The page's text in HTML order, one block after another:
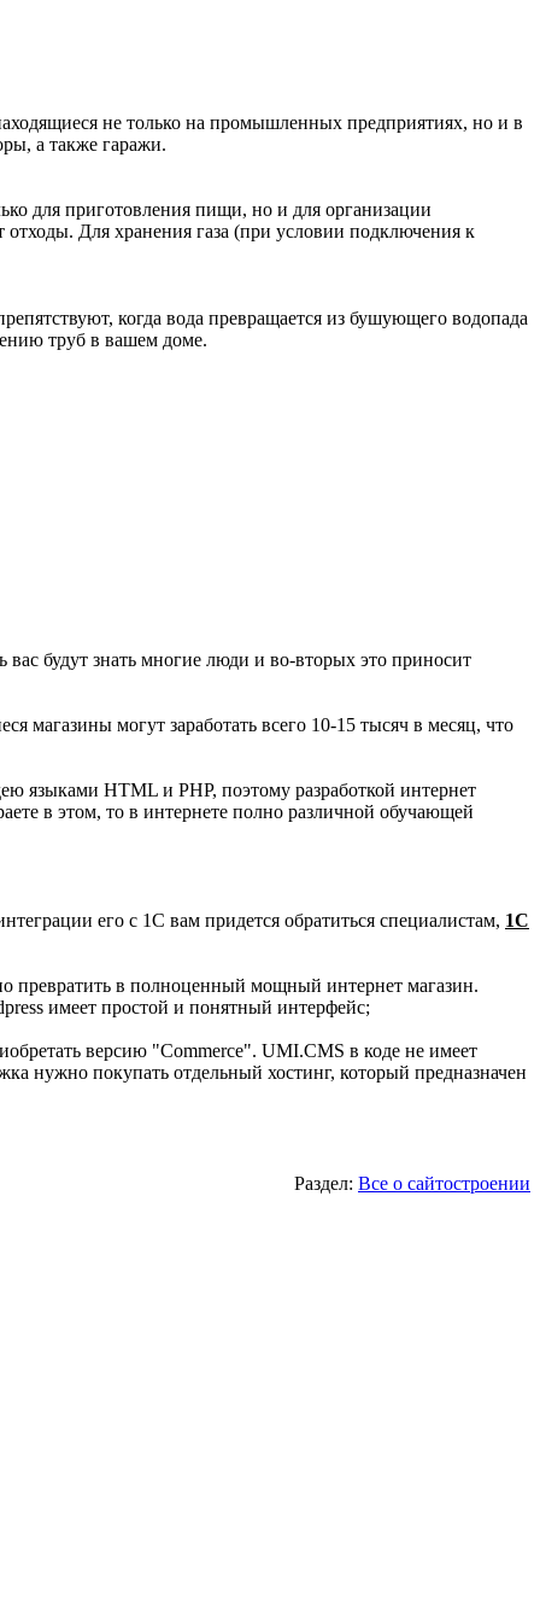
не только на промышленных предприятиях, но и в
а также гаражи.
для приготовления пищи, но и для организации
Для хранения газа (при условии подключения к
когда вода превращается из бушующего водопада
труб в вашем доме.
вас будут знать многие люди и во-вторых это приносит
магазины могут заработать всего 10-15 тысяч в месяц, что
языками HTML и PHP, поэтому разработкой интернет
в этом, то в интернете полно различной обучающей
его с 1C вам придется обратиться специалистам, 1С
превратить в полноценный мощный интернет магазин.
имеет простой и понятный интерфейс;
версию "Commerce". UMI.CMS в коде не имеет
нужно покупать отдельный хостинг, который предназначен
Раздел: Все о сайтостроении